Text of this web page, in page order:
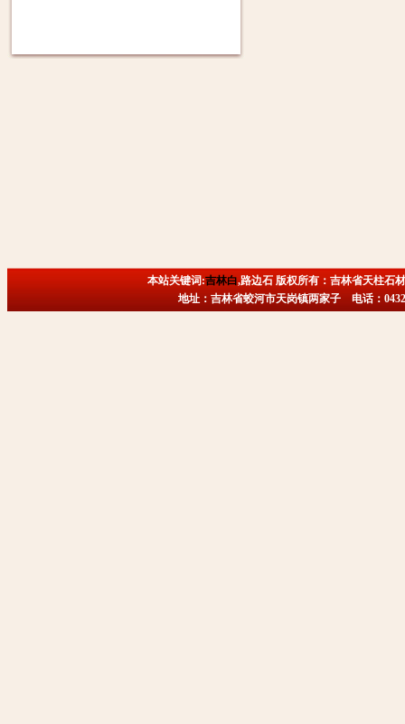
本站关键词:吉林白,路边石 版权所有：吉林省天柱石
地址：吉林省蛟河市天岗镇两家子 电话：